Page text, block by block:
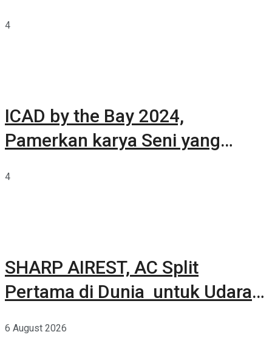
4
ICAD by the Bay 2024,
Pamerkan karya Seni yang
4
SHARP AIREST, AC Split
Pertama di Dunia untuk Udara
6 August 2026